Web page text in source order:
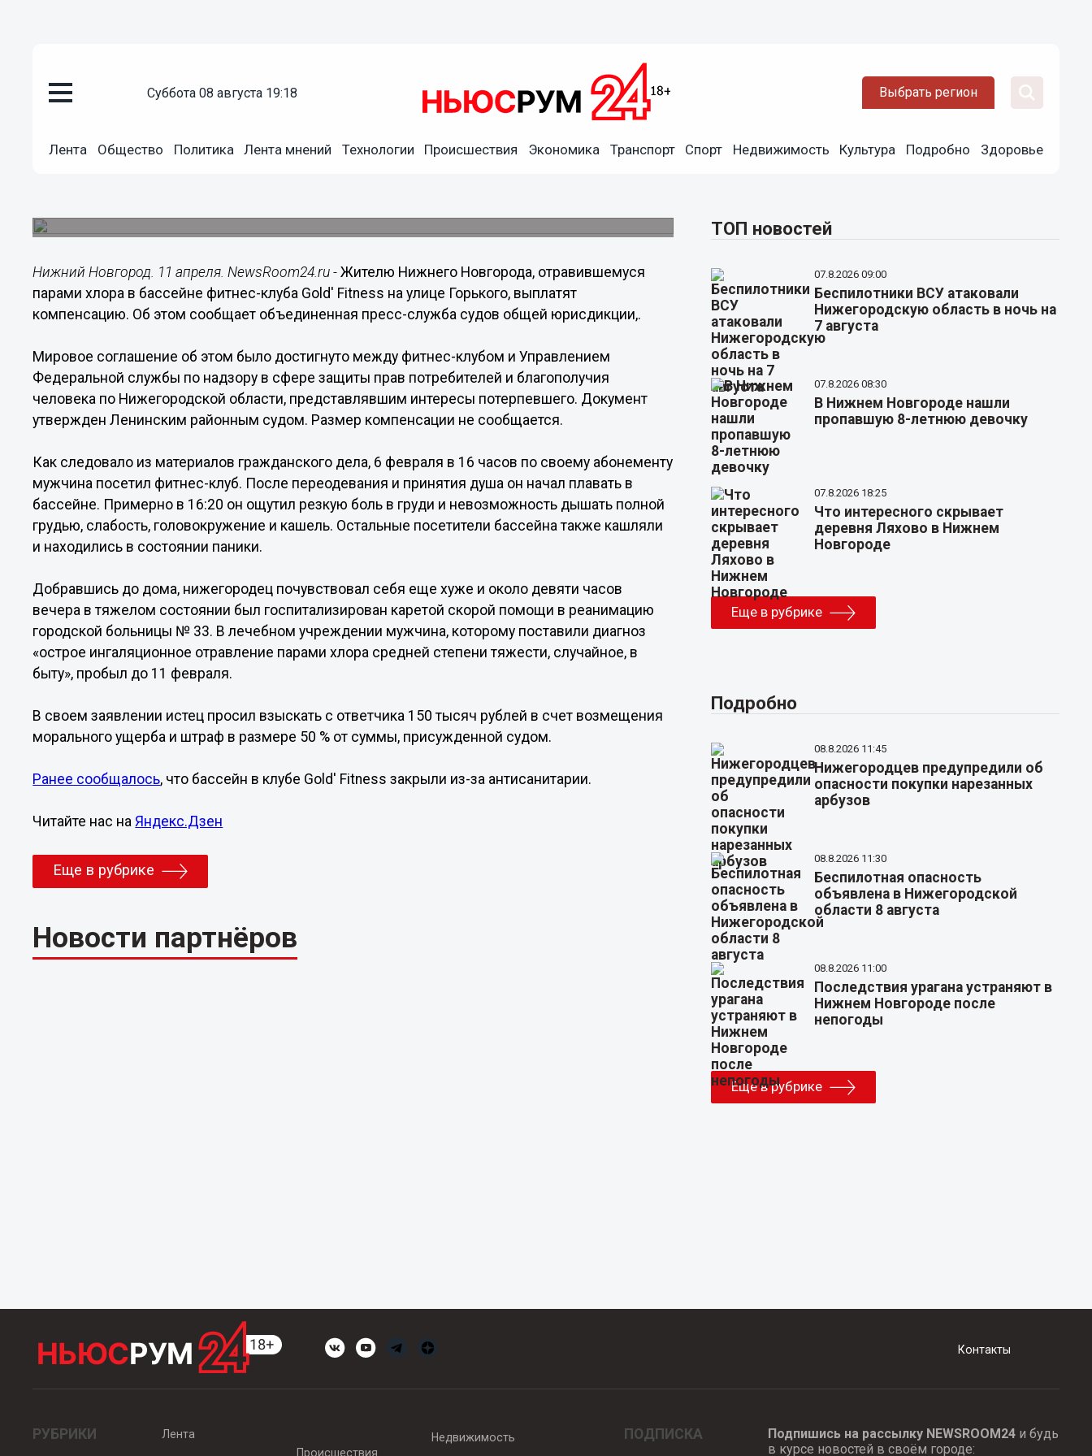
суббота 08 августа 19:18 Выбрать регион
Лента Общество Политика Лента мнений Технологии Происшествия Экономика Транспорт Спорт Недвижимость Культура Подробно Здоровье
Нижегородцу выплатят компенсацию за отравление
Нижний Новгород. 11 апреля. NewsRoom24.ru -Жителю Нижнего Новгорода, отравившемуся
парами хлора в бассейне фитнес-клуба Gold' Fitness на улице Горького, выплатят
компенсацию. Об этом сообщает объединенная пресс-служба судов общей юрисдикции,.
Мировое соглашение об этом было достигнуто между фитнес-клубом и Управлением
Федеральной службы по надзору в сфере защиты прав потребителей и благополучия
человека по Нижегородской области, представлявшим интересы потерпевшего. Документ
утвержден Ленинским районным судом. Размер компенсации не сообщается.
Как следовало из материалов гражданского дела, 6 февраля в 16 часов по своему абонементу
мужчина посетил фитнес-клуб. После переодевания и принятия душа он начал плавать в
бассейне. Примерно в 16:20 он ощутил резкую боль в груди и невозможность дышать полной
грудью, слабость, головокружение и кашель. Остальные посетители бассейна также кашляли
и находились в состоянии паники.
Добравшись до дома, нижегородец почувствовал себя еще хуже и около девяти часов
вечера в тяжелом состоянии был госпитализирован каретой скорой помощи в реанимацию
городской больницы № 33. В лечебном учреждении мужчина, которому поставили диагноз
«острое ингаляционное отравление парами хлора средней степени тяжести, случайное, в
быту», пробыл до 11 февраля.
В своем заявлении истец просил взыскать с ответчика 150 тысяч рублей в счет возмещения
морального ущерба и штраф в размере 50 % от суммы, присужденной судом.
Ранее сообщалось, что бассейн в клубе Gold' Fitness закрыли из-за антисанитарии.
Читайте нас наЯндекс.Дзен
Еще в рубрике
Новости партнёров
ТОП новостей
07.8.2026 09:00
Беспилотники ВСУ атаковали
Нижегородскую область в ночь на
7 августа
07.8.2026 08:30
В Нижнем Новгороде нашли
пропавшую 8-летнюю девочку
07.8.2026 18:25
Что интересного скрывает
деревня Ляхово в Нижнем
Новгороде
Еще в рубрике
Подробно
08.8.2026 11:45
Нижегородцев предупредили об
опасности покупки нарезанных
арбузов
08.8.2026 11:30
Беспилотная опасность
объявлена в Нижегородской
области 8 августа
08.8.2026 11:00
Последствия урагана устраняют в
Нижнем Новгороде после
непогоды
Еще в рубрике
Контакты
РУБРИКИ
Лента
Происшествия
Недвижимость ПОДПИСКА Подпишись на рассылку NEWSROOM24и будь
в курсе новостей в своём городе: